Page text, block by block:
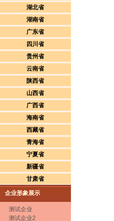
湖北省
湖南省
广东省
四川省
贵州省
云南省
陕西省
山西省
广西省
海南省
西藏省
青海省
宁夏省
新疆省
甘肃省
企业形象展示
测试企业
测试企业2